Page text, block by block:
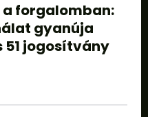
a forgalomban:
gyanúja
jogosítvány